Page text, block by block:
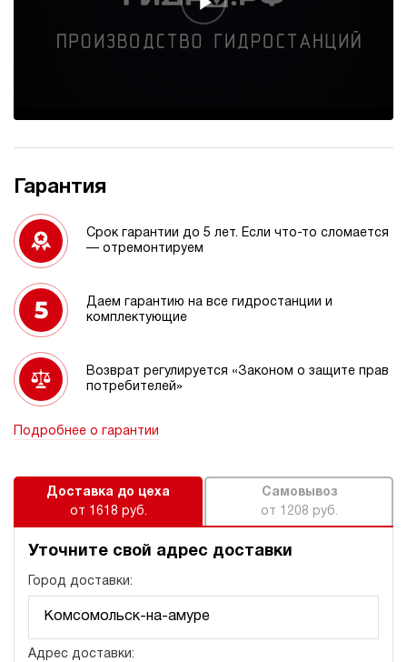
Гарантия
Срок гарантии до 5 лет. Если что-то сломается
— отремонтируем
Даем гарантию на все гидростанции и
комплектующие
Возврат регулируется «Законом о защите прав
потребителей»
Подробнее о гарантии
Доставка до цеха
от 1618 руб.
Самовывоз
от 1208 руб.
Уточните свой адрес доставки
Город доставки:
Адрес доставки: